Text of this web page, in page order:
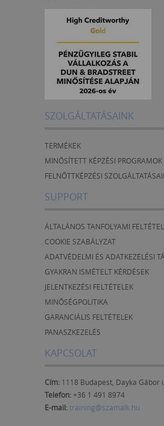
SZOLGÁLTATÁSAINK
TERMÉKEK
MINŐSÍTETT KÉPZÉSI PROGRAMOK
FELNŐTTKÉPZÉSI
SUPPORT
ÁLTALÁNOS TANFOLYAMI
COOKIE SZABÁLYZAT
ADATVÉDELMI ÉS ADATKEZELÉSI
GYAKRAN ISMÉTELT KÉRDÉSEK
JELENTKEZÉSI FELTÉTELEK
MINŐSÉGPOLITIKA
GARANCIÁLIS FELTÉTELEK
PANASZKEZELÉS
KAPCSOLAT
Cím: 1118 Budapest, Dayka Gábor
Telefon:+36 1 491 8974
E-mail:training@szamalk.hu